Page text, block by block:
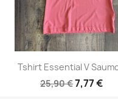
Vista rápida
Tshirt Essential V
25,90 €7,77 €